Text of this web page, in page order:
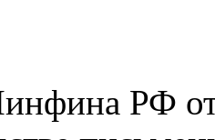
РФ от